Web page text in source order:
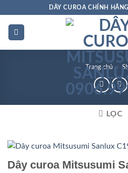
dung
DÂY CUROA CHÍNH
Trang chủ »
LỌC
Dây curoa Mitsusumi